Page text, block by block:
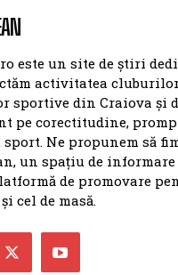
este un site de știri
activitatea
sportive din Craiova și
pe corectitudine,
Ne propunem să
un spațiu de
de promovare
cel de masă.